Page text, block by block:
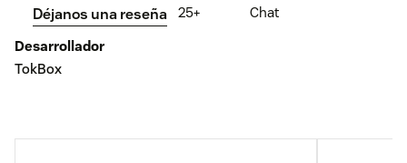
Déjanos una reseña
25+
Chat
Desarrollador
TokBox